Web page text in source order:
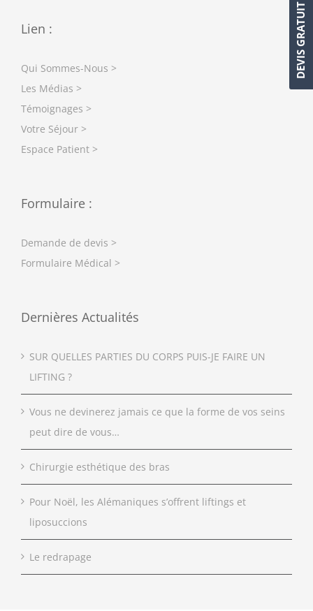
Lien :
Qui Sommes-Nous >
Les Médias >
Témoignages >
Votre Séjour >
Espace Patient >
Formulaire :
Demande de devis >
Formulaire Médical >
Dernières Actualités
SUR QUELLES PARTIES DU CORPS PUIS-JE FAIRE UN
LIFTING ?
Vous ne devinerez jamais ce que la forme de vos seins
peut dire de vous…
Chirurgie esthétique des bras
Pour Noël, les Alémaniques s’offrent liftings et
liposuccions
Le redrapage
DEVIS GRATUIT